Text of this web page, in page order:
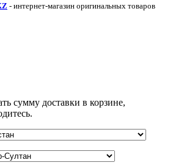
- интернет-магазин оригинальных товаров
сумму доставки в корзине,